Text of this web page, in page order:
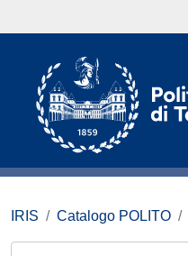
IRIS Catalogo POLITO